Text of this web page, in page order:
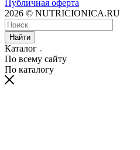
Публичная оферта
2026 © NUTRICIONICA.RU
Найти
Каталог
По всему сайту
По каталогу